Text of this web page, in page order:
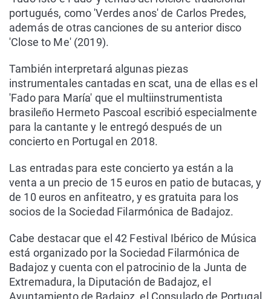
portugués, como 'Verdes anos' de Carlos Predes,
además de otras canciones de su anterior disco
'Close to Me' (2019).
También interpretará algunas piezas
instrumentales cantadas en scat, una de ellas es el
'Fado para María' que el multiinstrumentista
brasileño Hermeto Pascoal escribió especialmente
para la cantante y le entregó después de un
concierto en Portugal en 2018.
Las entradas para este concierto ya están a la
venta a un precio de 15 euros en patio de butacas, y
de 10 euros en anfiteatro, y es gratuita para los
socios de la Sociedad Filarmónica de Badajoz.
Cabe destacar que el 42 Festival Ibérico de Música
está organizado por la Sociedad Filarmónica de
Badajoz y cuenta con el patrocinio de la Junta de
Extremadura, la Diputación de Badajoz, el
Ayuntamiento de Badajoz, el Consulado de Portugal